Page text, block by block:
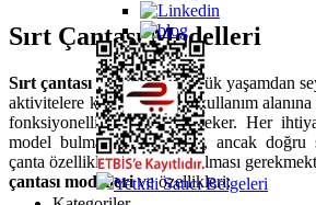
Sırt Çantası Modelleri
Sırt çantası modelleri, günlük yaşamdan
aktivitelere kadar geniş bir kullanım
fonksiyonelliği ile dikkat çeker. Her
model bulmak mümkündür, ancak doğru
çanta özelliklerinin iyi anlaşılması
çantası modellerive özellikleri:
Yetkili Satıcı Belgeleri